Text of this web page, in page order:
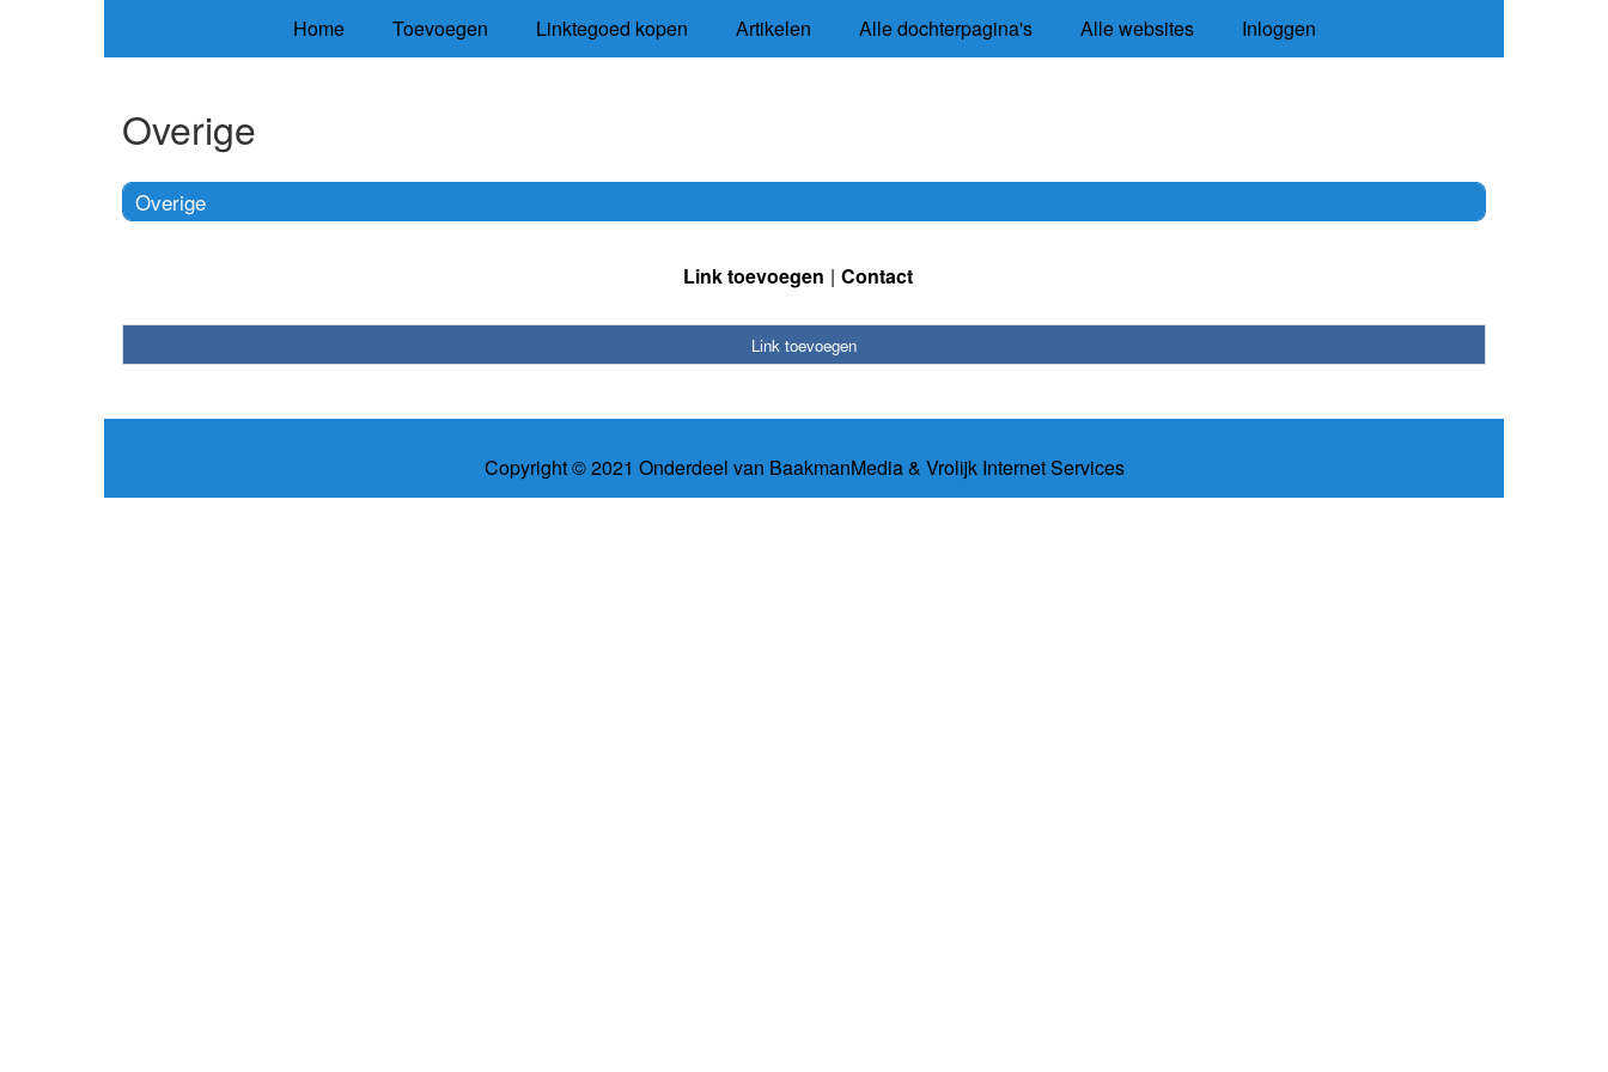
Home Toevoegen Linktegoed kopen Artikelen Alle dochterpagina's Alle websites Inloggen
Overige
Overige
Link toevoegen Contact
Link toevoegen
Copyright © 2021 Onderdeel van BaakmanMedia& Vrolijk Internet Services